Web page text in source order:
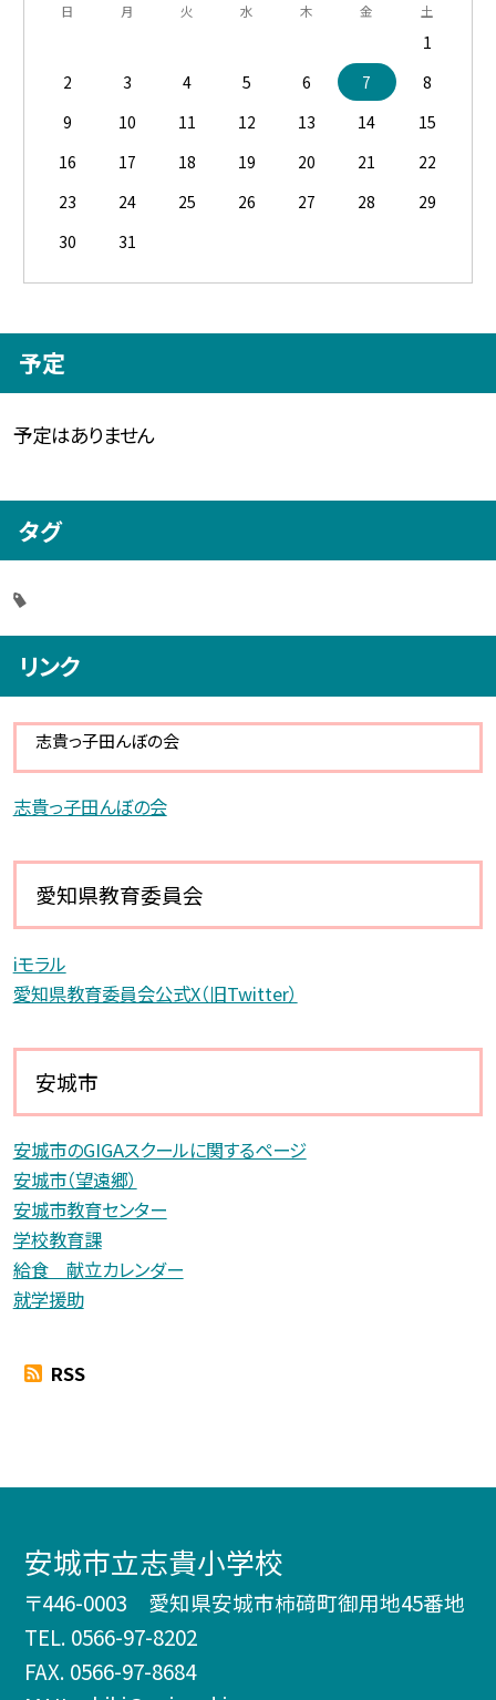
日 月 火 水 木 金 土
1
2
3 4 5 6 7
8
9
10 11 12 13 14
15
16
17 18 19 20 21
22
23
24 25 26 27 28
29
30
31
予定
予定はありません
タグ
リンク
志貴っ子田んぼの会
志貴っ子田んぼの会
愛知県教育委員会
iモラル
愛知県教育委員会公式X（旧Twitter）
安城市
安城市のGIGAスクールに関するページ
安城市（望遠郷）
安城市教育センター
学校教育課
給食 献立カレンダー
就学援助
RSS
安城市立志貴小学校
〒446-0003 愛知県安城市柿𥔎町御用地45番地
TEL. 0566-97-8202
FAX. 0566-97-8684